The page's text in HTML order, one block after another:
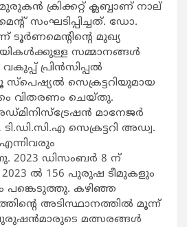
ക്രിക്കറ്റ് ക്ലബ്ബാണ് നാല്
സംഘടിപ്പിച്ചത്. ഡോ.
ടൂര്‍ണമെന്‍റിന്‍റെ മുഖ്യ
സമ്മാനങ്ങള്‍
പ്രിന്‍സിപ്പല്‍
സെക്രട്ടറിയുമായ
വിതരണം ചെയ്തു.
മാനേജര്‍
സെക്രട്ടറി അഡ്വ.
2023 ഡിസംബര്‍ 8 ന്
2023 ല്‍ 156 പുരുഷ ടീമുകളും
പങ്കെടുത്തു. കഴിഞ്ഞ
അടിസ്ഥാനത്തില്‍ മൂന്ന്
പുരുഷന്‍മാരുടെ മത്സരങ്ങള്‍